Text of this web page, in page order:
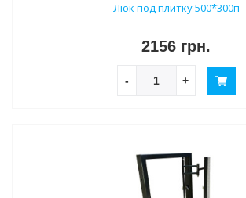
Люк под плитку 500*300п
2156 грн.
- +